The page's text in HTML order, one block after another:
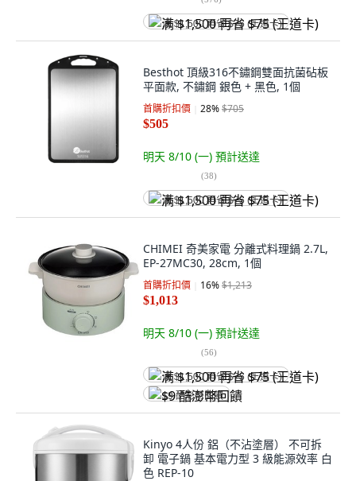
满 $1,500 再省 $75 (王道卡)
Besthot 頂級316不鏽鋼雙面抗菌砧板
平面款, 不鏽鋼 銀色 + 黑色, 1個
首購折扣價 28%$705
$505
明天 8/10 (一) 預計送達
(38)
满 $1,500 再省 $75 (王道卡)
CHIMEI 奇美家電 分離式料理鍋 2.7L,
EP-27MC30, 28cm, 1個
首購折扣價 16%$1,213
$1,013
明天 8/10 (一) 預計送達
(56)
满 $1,500 再省 $75 (王道卡)
$9 酷澎幣回饋
Kinyo 4人份 鋁（不沾塗層） 不可拆
卸 電子鍋 基本電力型 3 級能源效率 白
色 REP-10